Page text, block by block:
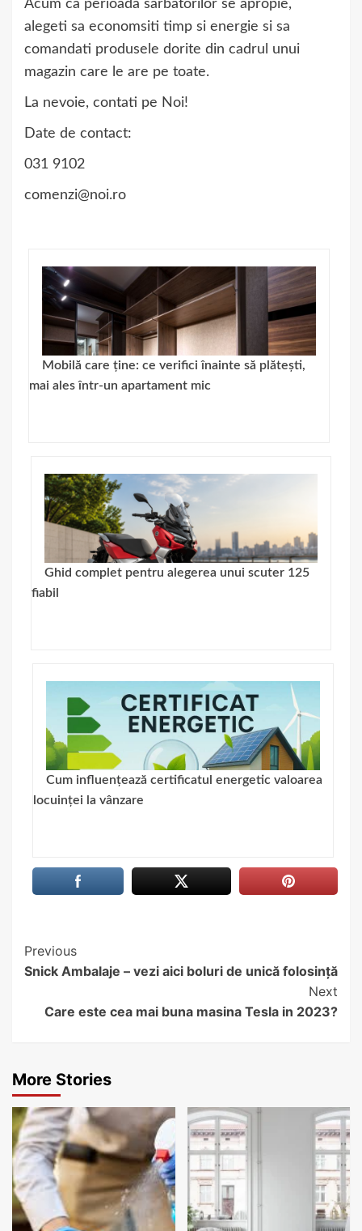
Acum ca perioada sarbatorilor se apropie,
alegeti sa economsiti timp si energie si sa
comandati produsele dorite din cadrul unui
magazin care le are pe toate.
La nevoie, contati pe Noi!
Date de contact:
031 9102
comenzi@noi.ro
Mobilă care ține: ce verifici înainte să plătești,
mai ales într-un apartament mic
Ghid complet pentru alegerea unui scuter 125
fiabil
Cum influențează certificatul energetic valoarea
locuinței la vânzare
Continue
Reading
Previous
Snick Ambalaje – vezi aici boluri de unică folosință
Next
Care este cea mai buna masina Tesla in 2023?
More Stories